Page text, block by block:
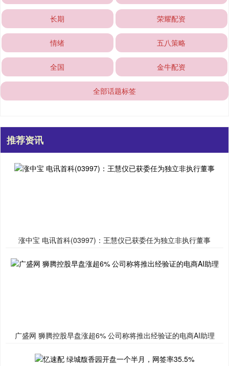
长期 荣耀配资
情绪 五八策略
全国 金牛配资
全部话题标签
推荐资讯
涨中宝 电讯首科(03997)：王慧仪已获委任为独立非执行董事
广盛网 狮腾控股早盘涨超6% 公司称将推出经验证的电商AI助理